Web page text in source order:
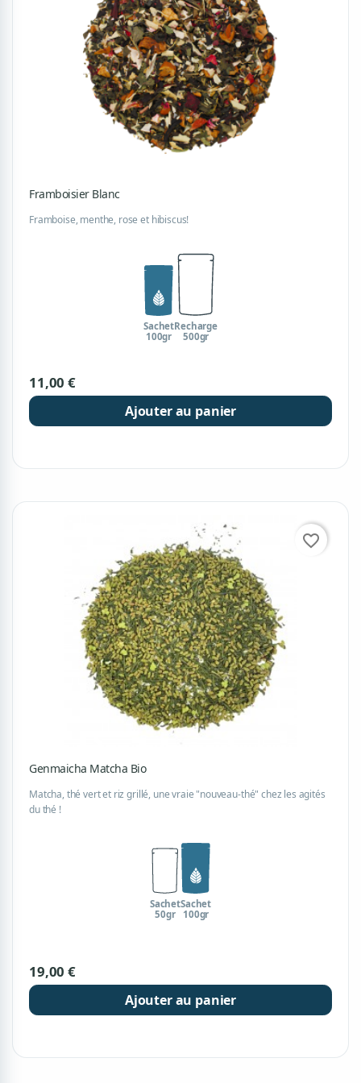
Framboisier Blanc
Framboise, menthe, rose et hibiscus!
Sachet
100gr
Recharge
500gr
11,00 €
Ajouter au panier
Genmaicha Matcha Bio
Matcha, thé vert et riz grillé, une vraie "nouveau-thé" chez les agités
du thé !
Sachet
50gr
Sachet
100gr
19,00 €
Ajouter au panier
favorite_border